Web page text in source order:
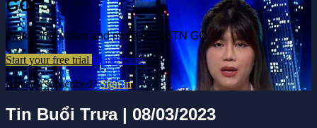
GO
Watch this video and more on SBTN GO
Start your free trial Learn more
Already subscribed?Sign in
Tin Buổi Trưa | 08/03/2023